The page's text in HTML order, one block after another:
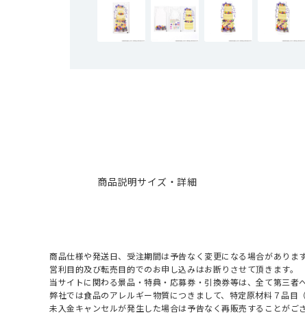
商品説明サイズ・詳細
商品仕様や発送日、受注期間は予告なく変更になる場合があります
営利目的及び転売目的でのお申し込みはお断りさせて頂きます。
当サイトに関わる景品・特典・応募券・引換券等は、全て第三者
弊社では食品のアレルギー物質につきまして、特定原材料７品目
未入金キャンセルが発生した場合は予告なく再販売することがご